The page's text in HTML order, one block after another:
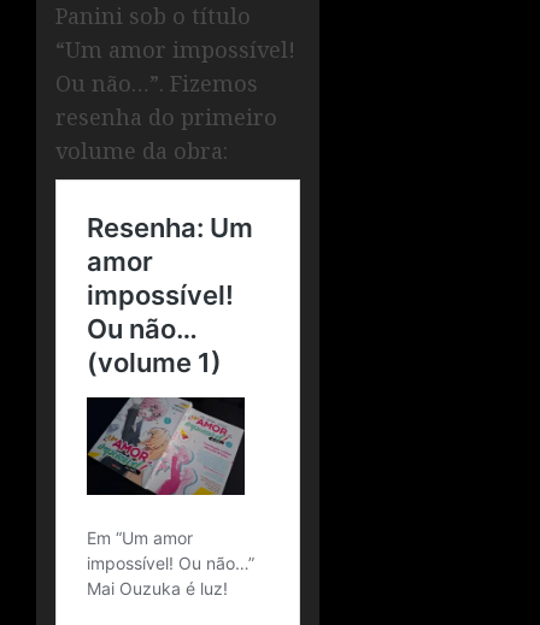
Panini sob o título
“Um amor impossível!
Ou não…”. Fizemos
resenha do primeiro
volume da obra: